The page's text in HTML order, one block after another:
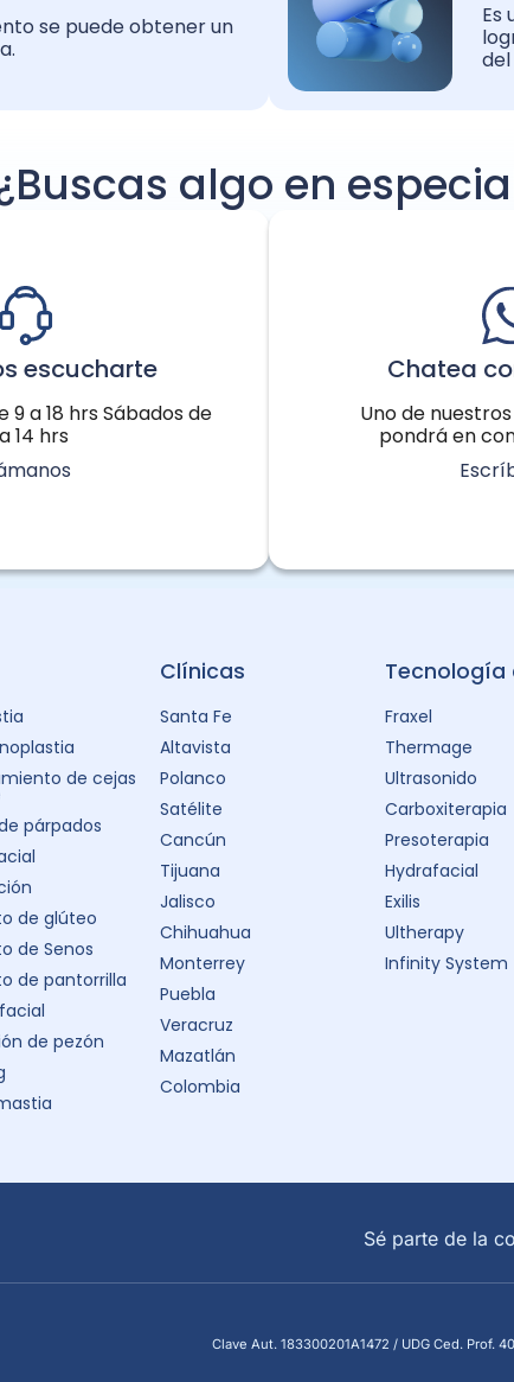
se puede obtener un
Es
algo en
escucharte
9 a 18 hrs Sábados de
14 hrs
Chatea
Uno de
pondrá en
de cejas
párpados
de glúteo
de Senos
de pantorrilla
de pezón
Clínicas
Santa Fe
Altavista
Polanco
Satélite
Cancún
Tijuana
Jalisco
Chihuahua
Monterrey
Puebla
Veracruz
Mazatlán
Colombia
Tecnología
Fraxel
Thermage
Ultrasonido
Carboxiterapia
Presoterapia
Hydrafacial
Exilis
Ultherapy
Infinity System
Sé parte de la
Clave Aut. 183300201A1472 / UDG Ced. Prof.